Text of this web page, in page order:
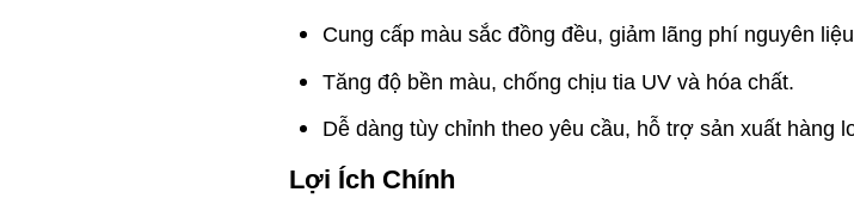
Cung cấp màu sắc đồng đều, giảm lãng phí nguyên
Tăng độ bền màu, chống chịu tia UV và hóa chất.
Dễ dàng tùy chỉnh theo yêu cầu, hỗ trợ sản xuất hàng
Lợi Ích Chính